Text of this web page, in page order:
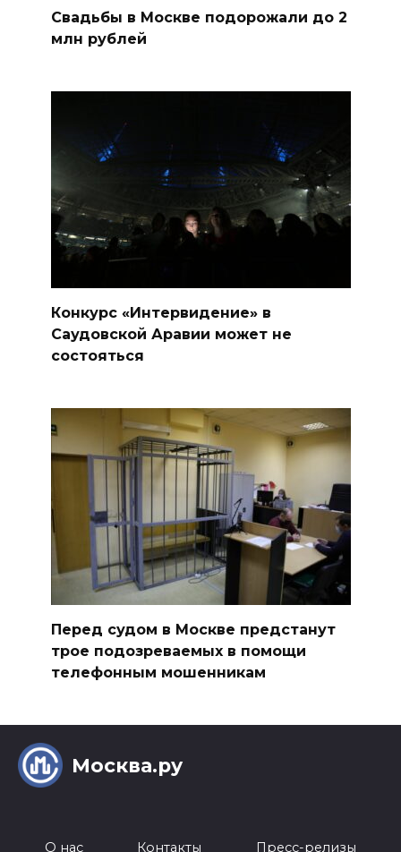
Свадьбы в Москве подорожали до 2
млн рублей
Конкурс «Интервидение» в
Саудовской Аравии может не
состояться
Перед судом в Москве предстанут
трое подозреваемых в помощи
телефонным мошенникам
Москва.ру
О нас Контакты Пресс-релизы